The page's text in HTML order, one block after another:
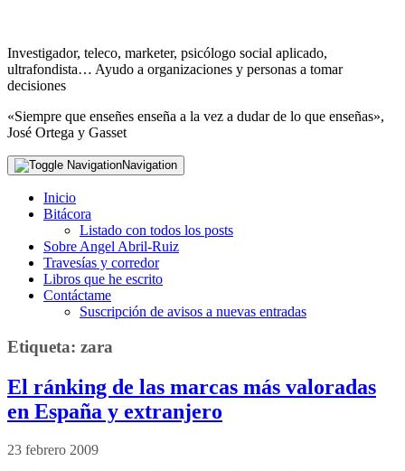
Investigador, teleco, marketer, psicólogo social aplicado,
ultrafondista… Ayudo a organizaciones y personas a tomar
decisiones
«Siempre que enseñes enseña a la vez a dudar de lo que enseñas»,
José Ortega y Gasset
Navigation
Inicio
Bitácora
Listado con todos los posts
Sobre Angel Abril-Ruiz
Travesías y corredor
Libros que he escrito
Contáctame
Suscripción de avisos a nuevas entradas
Etiqueta: zara
El ránking de las marcas más valoradas
en España y extranjero
23 febrero 2009